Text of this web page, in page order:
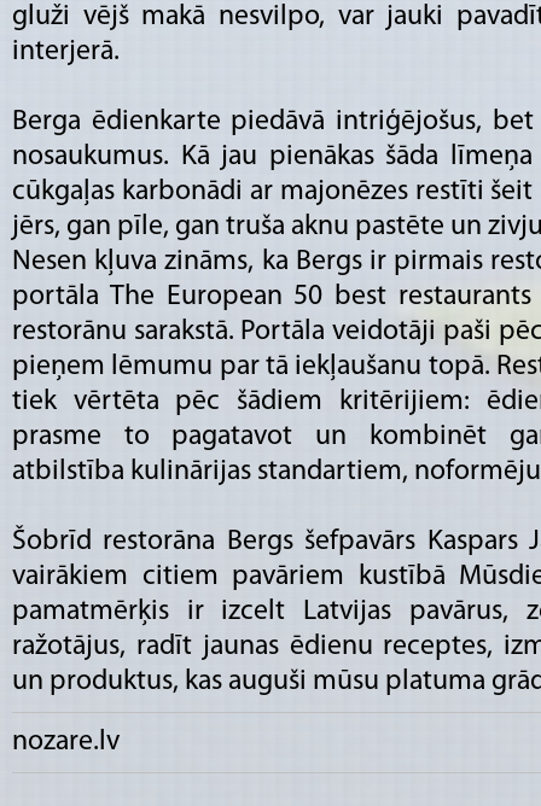
gluži vējš makā nesvilpo, var jauki
interjerā.
Berga ēdienkarte piedāvā intriģējošus,
nosaukumus. Kā jau pienākas šāda
cūkgaļas karbonādi ar majonēzes restīti
jērs, gan pīle, gan truša aknu pastēte un
Nesen kļuva zināms, ka Bergs ir pirmais
portāla The European 50 best
restorānu sarakstā. Portāla veidotāji paši
pieņem lēmumu par tā iekļaušanu topā.
tiek vērtēta pēc šādiem kritērijiem:
prasme to pagatavot un kombinēt
atbilstība kulinārijas standartiem,
Šobrīd restorāna Bergs šefpavārs Kaspars
vairākiem citiem pavāriem kustībā
pamatmērķis ir izcelt Latvijas pavārus,
ražotājus, radīt jaunas ēdienu receptes,
un produktus, kas auguši mūsu platuma
nozare.lv